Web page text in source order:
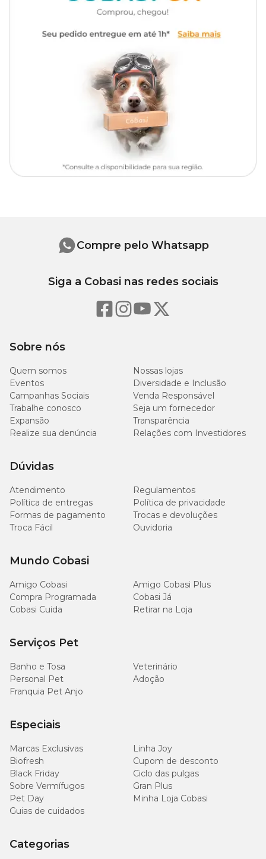
5g para cada 1kg de terra
Em vasos usar 5g (colher de café) para 1kg de terra. Para outras
Deve-se aplicar o produto na projeção das copas das plantas e não
próximo ao caule. Regar após a aplicação.
Sobre nós
Quem somos
Nossas lojas
Eventos
Diversidade e Inclusão
Campanhas Sociais
Venda Responsável
Trabalhe conosco
Seja um fornecedor
Expansão
Transparência
Realize sua denúncia
Relações com Investidores
Dúvidas
Atendimento
Regulamentos
Política de entregas
Política de privacidade
Formas de pagamento
Trocas e devoluções
Troca Fácil
Ouvidoria
Mundo Cobasi
Amigo Cobasi
Amigo Cobasi Plus
Compra Programada
Cobasi Já
Cobasi Cuida
Retirar na Loja
Serviços Pet
Banho e Tosa
Veterinário
Personal Pet
Adoção
Franquia Pet Anjo
Especiais
Marcas Exclusivas
Linha Joy
Biofresh
Cupom de desconto
Black Friday
Ciclo das pulgas
Sobre Vermífugos
Gran Plus
Pet Day
Minha Loja Cobasi
Guias de cuidados
Categorias
Compre pelo Whatsapp
Siga a Cobasi nas redes sociais